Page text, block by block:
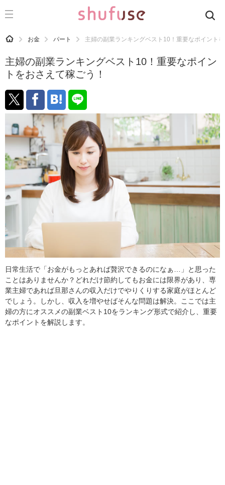
CATEGORY 記事カテゴリ
運気
洗濯
生活の知恵
お金
掃除
マナー
趣味
食材辞典
HOME お金 パート 主婦の副業ランキングベスト10！重要なポイント
主婦の副業ランキングベスト10！重要なポイン
トをおさえて稼ごう！
日常生活で「お金がもっとあれば贅沢できるのになぁ…」と思った
ことはありませんか？どれだけ節約してもお金には限界があり、専
業主婦であれば旦那さんの収入だけでやりくりする家庭がほとんど
でしょう。しかし、収入を増やせばそんな問題は解決。ここでは主
婦の方にオススメの副業ベスト10をランキング形式で紹介し、重要
なポイントを解説します。